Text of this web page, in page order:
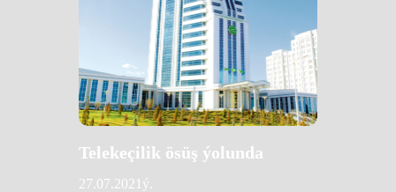
Telekeçilik ösüş ýolunda
27.07.2021ý.